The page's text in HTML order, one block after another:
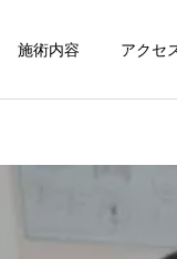
施術内容 アクセ
詳
身体の中